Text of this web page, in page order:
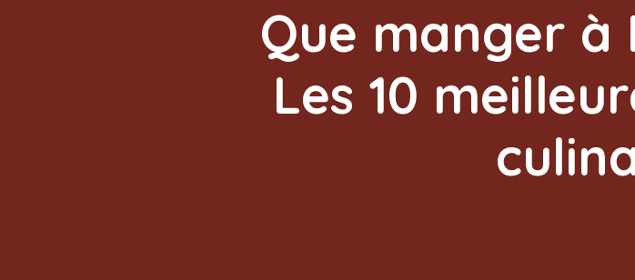
Que manger à
Les 10